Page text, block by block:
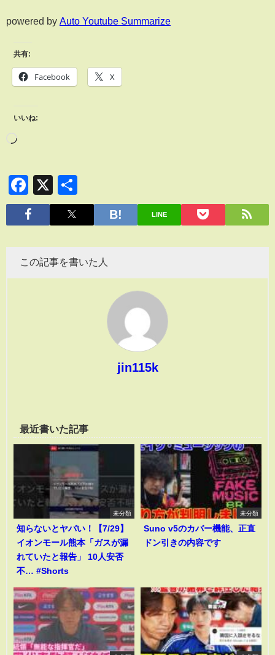
powered by Auto Youtube Summarize
共有:
Facebook X
いいね:
Facebook
X
有
LINE
この記事を書いた人
jin115k
最近書いた記事
未分類
知らないとヤバい！【7/29】
イオンモール熊本「ガスが漏
れていたと報告」 10人安否
不… #Shorts
未分類
Suno v5のカバー機能、正直
ドン引きの内容です